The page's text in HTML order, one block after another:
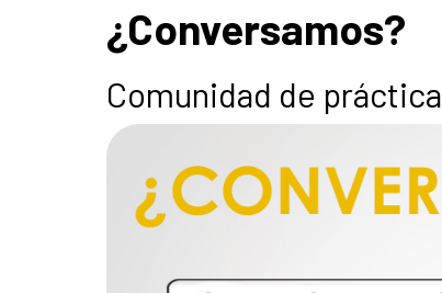
¿Conversamos?
Comunidad de práctica